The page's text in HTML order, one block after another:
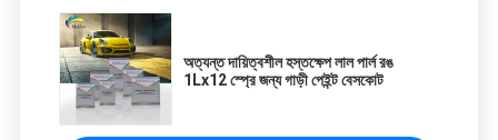
অত্যন্ত দায়িত্বশীল হস্তক্ষেপ লাল পার্ল রঙ
1Lx12 স্প্রে জন্য গাড়ী পেইন্ট বেসকোট